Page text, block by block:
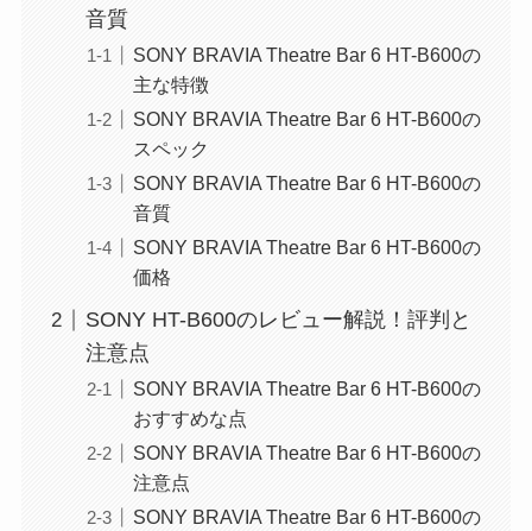
音質
SONY BRAVIA Theatre Bar 6 HT-B600の
主な特徴
SONY BRAVIA Theatre Bar 6 HT-B600の
スペック
SONY BRAVIA Theatre Bar 6 HT-B600の
音質
SONY BRAVIA Theatre Bar 6 HT-B600の
価格
SONY HT-B600のレビュー解説！評判と
注意点
SONY BRAVIA Theatre Bar 6 HT-B600の
おすすめな点
SONY BRAVIA Theatre Bar 6 HT-B600の
注意点
SONY BRAVIA Theatre Bar 6 HT-B600の